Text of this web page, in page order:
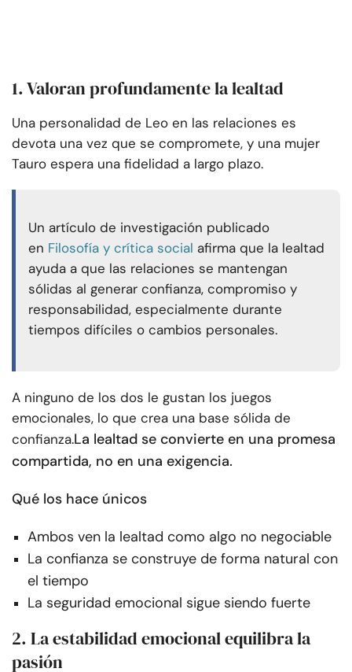
1. Valoran profundamente la lealtad
Una personalidad de Leo en las relaciones es
devota una vez que se compromete, y una mujer
Tauro espera una fidelidad a largo plazo.
Un artículo de investigación publicado
en Filosofía y crítica social afirma que la lealtad
ayuda a que las relaciones se mantengan
sólidas al generar confianza, compromiso y
responsabilidad, especialmente durante
tiempos difíciles o cambios personales.
A ninguno de los dos le gustan los juegos
emocionales, lo que crea una base sólida de
confianza.La lealtad se convierte en una promesa
compartida, no en una exigencia.
Qué los hace únicos
Ambos ven la lealtad como algo no negociable
La confianza se construye de forma natural con
el tiempo
La seguridad emocional sigue siendo fuerte
2. La estabilidad emocional equilibra la
pasión